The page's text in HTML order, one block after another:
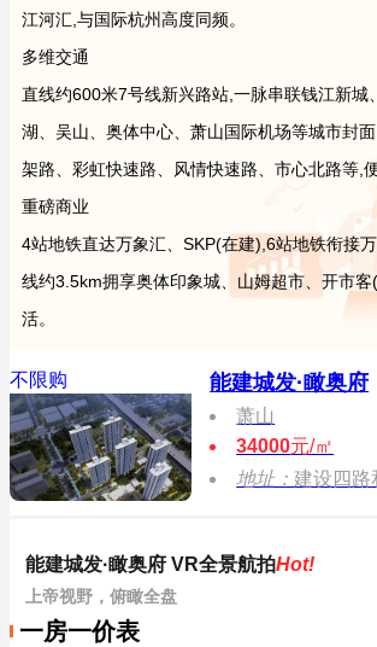
江河汇,与国际杭州高度同频。
多维交通
直线约600米7号线新兴路站,一脉串联钱江新城
湖、吴山、奥体中心、萧山国际机场等城市封
架路、彩虹快速路、风情快速路、市心北路等,
重磅商业
4站地铁直达万象汇、SKP(在建),6站地铁衔接
线约3.5km拥享奥体印象城、山姆超市、开市
活。
不限购 能建城发·瞰奥府
萧山
34000元/㎡
地址： 建设四路
能建城发·瞰奥府 VR全景航拍Hot!
上帝视野，俯瞰全盘
一房一价表